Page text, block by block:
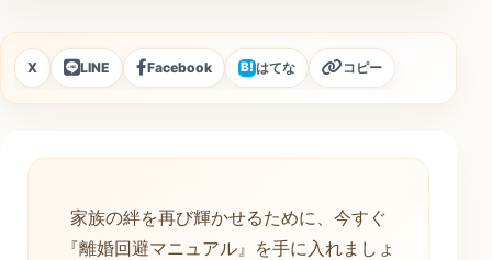
X LINE Facebook B!はてな コピー
家族の絆を再び輝かせるために、今すぐ
『離婚回避マニュアル』を手に入れましょ